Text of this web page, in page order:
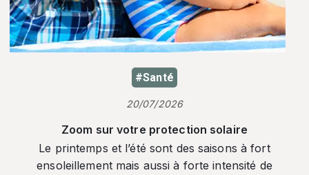
#Santé
20/07/2026
Zoom sur votre protection solaire
Le printemps et l’été sont des saisons à fort
ensoleillement mais aussi à forte intensité de